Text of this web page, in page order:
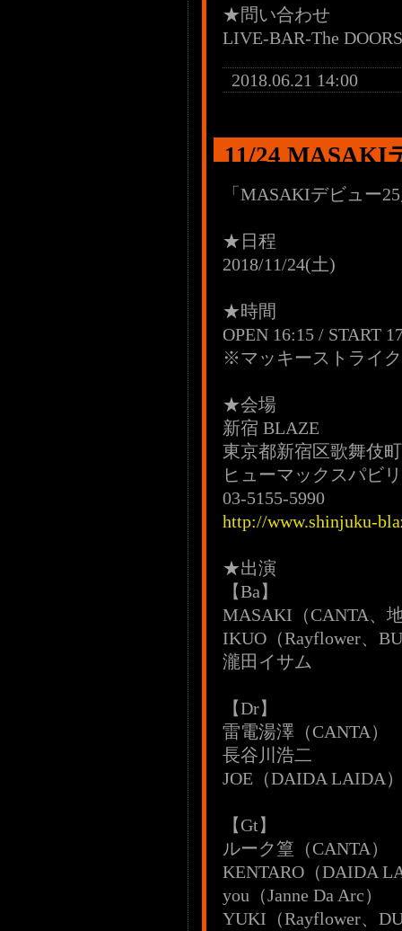
★問い合わせ
LIVE-BAR-The
2018.06.21 14:00
11/24 MASAKI
「MASAKIデビュー
★日程
2018/11/24(土)
★時間
OPEN 16:15 / START
※マッキーストライ
★会場
新宿 BLAZE
東京都新宿区歌舞伎
ヒューマックスパビ
03-5155-5990
http://www.shinjuku-
★出演
【Ba】
MASAKI（CANTA、
IKUO（Rayflower、
瀧田イサム
【Dr】
雷電湯澤（CANTA）
長谷川浩二
JOE（DAIDA LAIDA
【Gt】
ルーク篁（CANTA）
KENTARO（DAIDA
you（Janne Da Arc）
YUKI（Rayflower、